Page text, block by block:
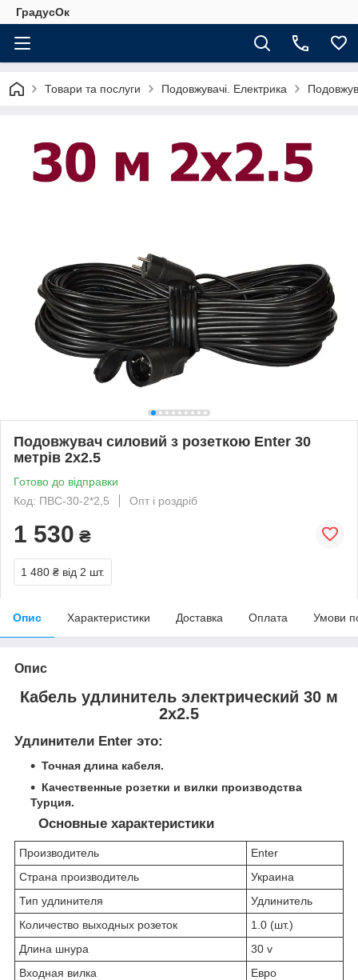
ГрадусОк
Товари та послуги Подовжувачі. Електрика
Подовжувач силовий з розеткою Enter 30
метрів 2х2.5
Готово до відправки
Код: ПВС-30-2*2,5
Опт і роздріб
1 530 ₴
1 480 ₴ від 2 шт.
Опис Характеристики Доставка Оплата Умови
Опис
Кабель удлинитель электрический 30 м
2х2.5
Удлинители Enter это:
Точная длина кабеля.
Качественные розетки и вилки производства
Турция.
Основные характеристики
Производитель
Enter
Страна производитель
Украина
Тип удлинителя
Удлинитель
Количество выходных розеток
1.0 (шт.)
Длина шнура
30 v
Входная вилка
Евро